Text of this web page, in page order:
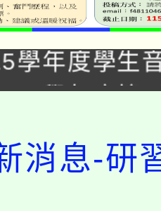
師甄選結果(
保險知識
學年度學生
新住民語歌
學年度第
師甄選結果(
化大學推廣
》溝通分析基
政府辦理
消息-研